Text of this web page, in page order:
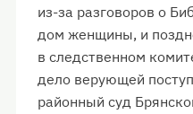
из-за разговоров о
дом женщины, и
в следственном
дело верующей
районный суд